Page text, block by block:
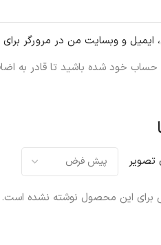
تصویر
برای این محصول نوشته نشده است.
ایمیل و وبسایت من در مرورگر
حساب خود شده باشید تا قادر به